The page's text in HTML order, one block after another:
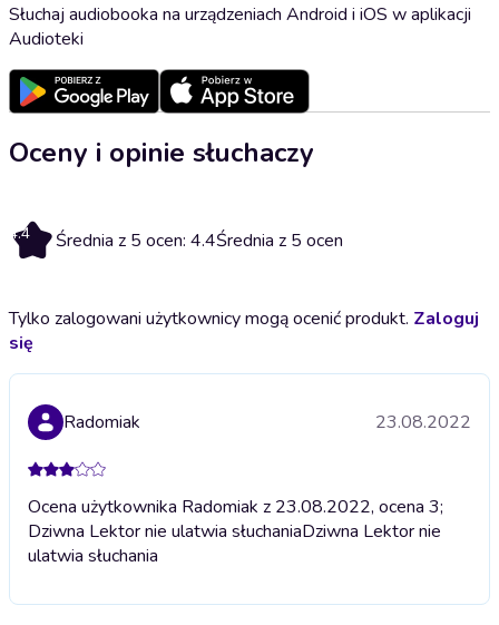
Słuchaj audiobooka na urządzeniach Android i iOS w aplikacji
Audioteki
Oceny i opinie słuchaczy
4.4 Średnia z 5 ocen: 4.4Średnia z 5 ocen
Tylko zalogowani użytkownicy mogą ocenić produkt. Zaloguj
się
Radomiak 23.08.2022
Ocena użytkownika Radomiak z 23.08.2022, ocena 3;
Dziwna Lektor nie ulatwia słuchaniaDziwna Lektor nie
ulatwia słuchania